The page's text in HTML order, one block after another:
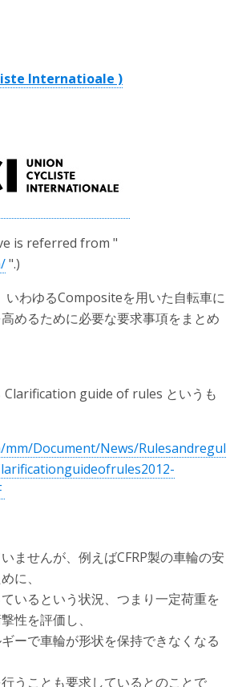
Internatioale )
is referred from "
".)
いわゆるCompositeを用いた自転車に
めるために必要な要求事項をまとめ
Clarification guide of rules というも
mm/Document/News/Rulesandregul
ませんが、例えばCFRP製の車輪の安
に、
いるという状況、つまり一定荷重を
性を評価し、
ーで車輪が形状を保持できなくなる
うことも要求しているとのことで